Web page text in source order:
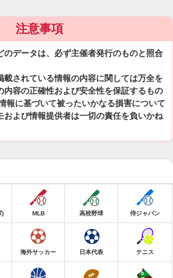
注意事項
のデータは、必ず主催者発行のものと照合
載されている情報の内容に関しては万全を
内容の正確性および安全性を保証するもの
報に基づいて被ったいかなる損害について
および情報提供者は一切の責任を負いかね
) MLB 高校野球 侍ジャパン
海外サッカー 日本代表 テニス